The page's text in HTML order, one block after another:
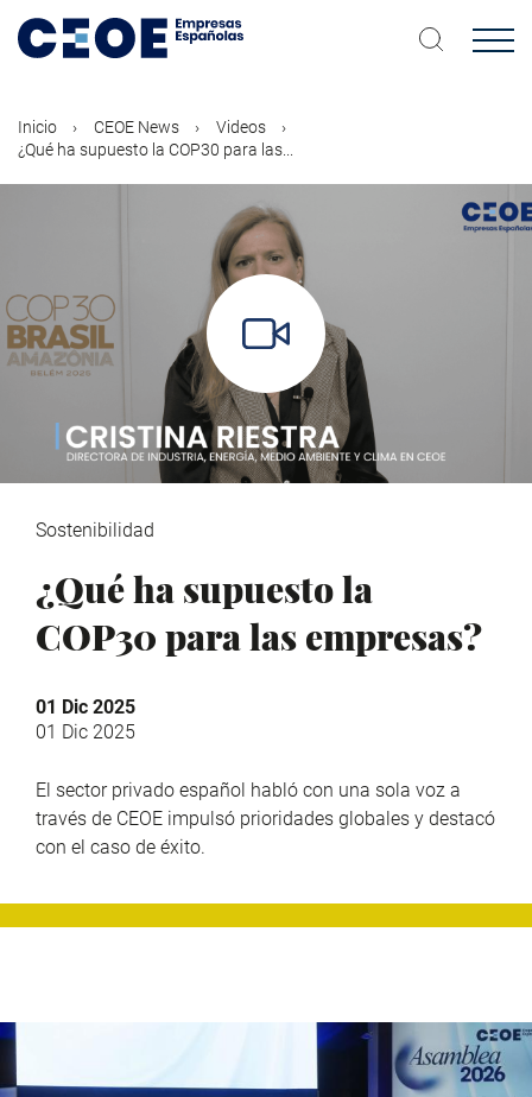
contenido
Inicio CEOE News
Videos
¿Qué ha supuesto la COP30 para las...
Sostenibilidad
¿Qué ha supuesto la
COP30 para las empresas?
01 Dic 2025
01 Dic 2025
El sector privado español habló con una sola voz a
través de CEOE impulsó prioridades globales y destacó
con el caso de éxito.